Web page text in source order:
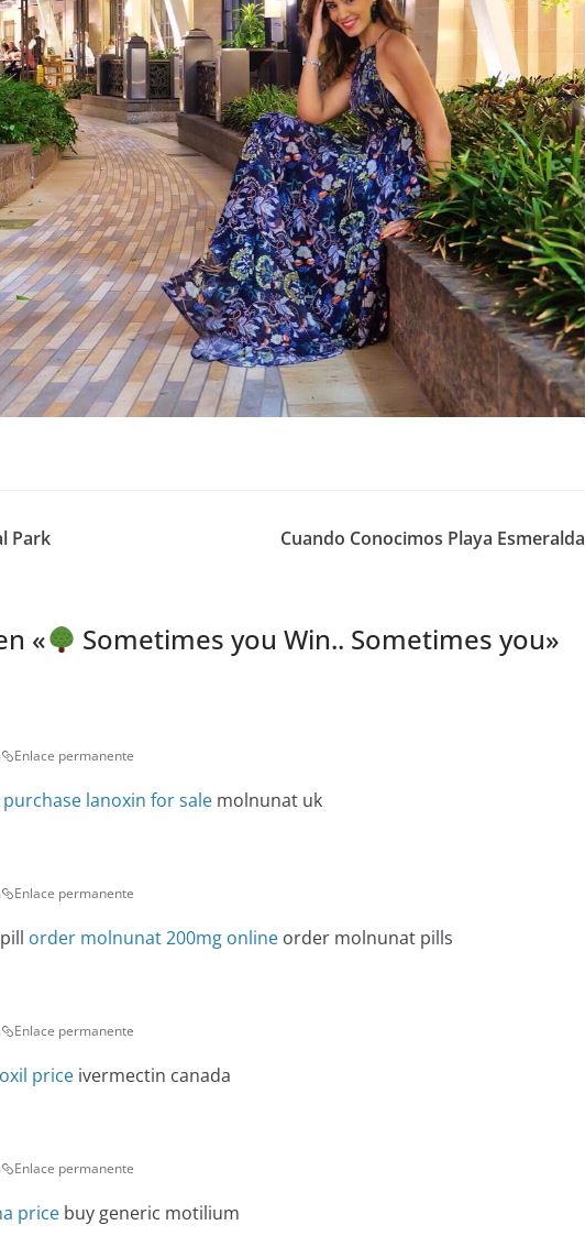
Park Cuando Conocimos Playa Esmeralda ️
« Sometimes you Win.. Sometimes you»
Enlace permanente
purchase lanoxin for sale molnunat uk
Enlace permanente
order molnunat 200mg online order molnunat pills
Enlace permanente
price ivermectin canada
Enlace permanente
price buy generic motilium